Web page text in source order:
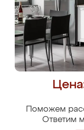
Поможем
Ответим